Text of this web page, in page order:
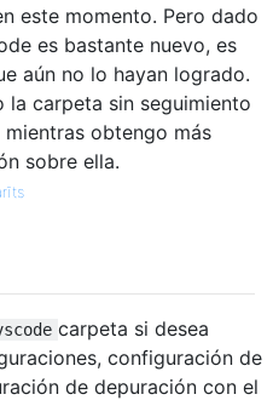
este momento. Pero dado
es bastante nuevo, es
aún no lo hayan logrado.
la carpeta sin seguimiento
mientras obtengo más
sobre ella.
carpeta si desea
configuración de
de depuración con el